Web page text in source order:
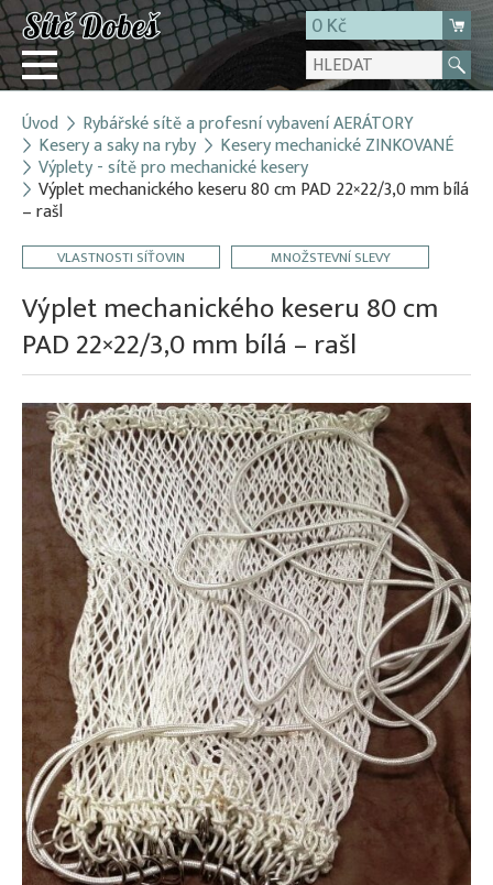
0 Kč
Přihlásit
Registrace
E-shop
O firmě
Úvod Rybářské sítě a profesní vybavení AERÁTORY
Kesery a saky na ryby Kesery mechanické ZINKOVANÉ
Výplety - sítě pro mechanické kesery
Výplet mechanického keseru 80 cm PAD 22×22/3,0 mm bílá
– rašl
VLASTNOSTI SÍŤOVIN MNOŽSTEVNÍ SLEVY
Výplet mechanického keseru 80 cm
PAD 22×22/3,0 mm bílá – rašl